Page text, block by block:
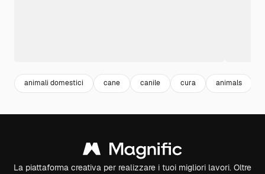
animali domestici cane canile cura animals
La piattaforma creativa per realizzare i tuoi migliori lavori. Oltre